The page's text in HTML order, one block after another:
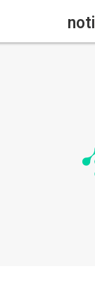
noti